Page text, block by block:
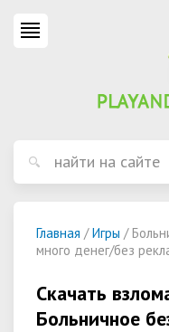
Главная /Игры /
много денег/без
Скачать
Больничное